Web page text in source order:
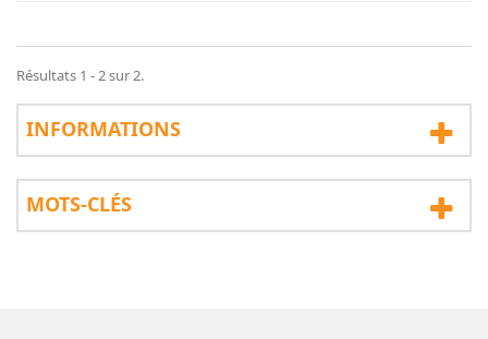
Résultats 1 - 2 sur 2.
INFORMATIONS
MOTS-CLÉS